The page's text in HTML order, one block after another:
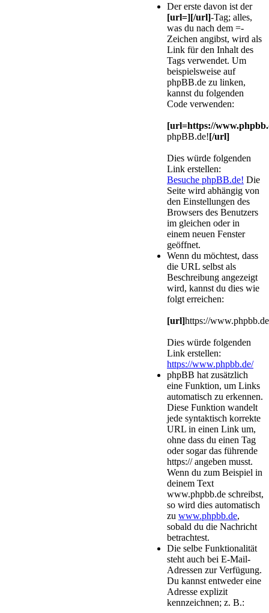
Der erste davon ist der
[url=][/url]-Tag; alles,
was du nach dem =-
Zeichen angibst, wird als
Link für den Inhalt des
Tags verwendet. Um
beispielsweise auf
phpBB.de zu linken,
kannst du folgenden
Code verwenden:
[url=https://
phpBB.de![/url]
Dies würde folgenden
Link erstellen:
Besuche phpBB.de! Die
Seite wird abhängig von
den Einstellungen des
Browsers des Benutzers
im gleichen oder in
einem neuen Fenster
geöffnet.
Wenn du möchtest, dass
die URL selbst als
Beschreibung angezeigt
wird, kannst du dies wie
folgt erreichen:
[url]https://
Dies würde folgenden
Link erstellen:
https://www.phpbb.de/
phpBB hat zusätzlich
eine Funktion, um Links
automatisch zu erkennen.
Diese Funktion wandelt
jede syntaktisch korrekte
URL in einen Link um,
ohne dass du einen Tag
oder sogar das führende
https:// angeben musst.
Wenn du zum Beispiel in
deinem Text
www.phpbb.de schreibst,
so wird dies automatisch
zu www.phpbb.de,
sobald du die Nachricht
betrachtest.
Die selbe Funktionalität
steht auch bei E-Mail-
Adressen zur Verfügung.
Du kannst entweder eine
Adresse explizit
kennzeichnen; z. B.: